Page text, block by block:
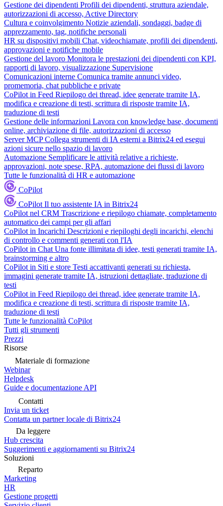
Gestione dei dipendenti Profili dei dipendenti, struttura aziendale,
autorizzazioni di accesso, Active Directory
Cultura e coinvolgimento Notizie aziendali, sondaggi, badge di
apprezzamento, tag, notifiche personali
HR su dispositivi mobili Chat, videochiamate, profili dei dipendenti,
approvazioni e notifiche mobile
Gestione del lavoro Monitora le prestazioni dei dipendenti con KPI,
rapporti di lavoro, visualizzazione Supervisione
Comunicazioni interne Comunica tramite annunci video,
promemoria, chat pubbliche e private
CoPilot in Feed Riepilogo dei thread, idee generate tramite IA,
modifica e creazione di testi, scrittura di risposte tramite IA,
traduzione di testi
Gestione delle informazioni Lavora con knowledge base, documenti
online, archiviazione di file, autorizzazioni di accesso
Server MCP Collega strumenti di IA esterni a Bitrix24 ed esegui
azioni sicure nello spazio di lavoro
Automazione Semplificare le attività relative a richieste,
approvazioni, note spese, RPA, automazione dei flussi di lavoro
Tutte le funzionalità di HR e automazione
CoPilot
CoPilot Il tuo assistente IA in Bitrix24
CoPilot nel CRM Trascrizione e riepilogo chiamate, completamento
automatico dei campi per gli affari
CoPilot in Incarichi Descrizioni e riepiloghi degli incarichi, elenchi
di controllo e commenti generati con l'IA
CoPilot in Chat Una fonte illimitata di idee, testi generati tramite IA,
brainstorming e altro
CoPilot in Siti e store Testi accattivanti generati su richiesta,
immagini generate tramite IA, istruzioni dettagliate, traduzione di
testi
CoPilot in Feed Riepilogo dei thread, idee generate tramite IA,
modifica e creazione di testi, scrittura di risposte tramite IA,
traduzione di testi
Tutte le funzionalità CoPilot
Tutti gli strumenti
Prezzi
Risorse
Materiale di formazione
Webinar
Helpdesk
Guide e documentazione API
Contatti
Invia un ticket
Contatta un partner locale di Bitrix24
Da leggere
Hub crescita
Suggerimenti e aggiornamenti su Bitrix24
Soluzioni
Reparto
Marketing
HR
Gestione progetti